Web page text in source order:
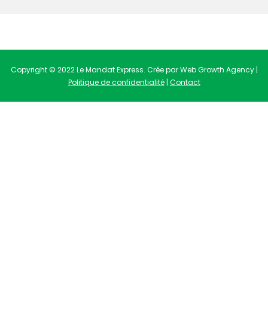
Copyright © 2022 Le Mandat Express. Crée par Web Growth Agency |
Politique de confidentialité| Contact